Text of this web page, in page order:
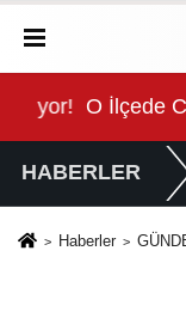
O İlçede
HABERLER
Haberler